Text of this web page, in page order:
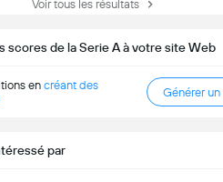
Voir tous les résultats
scores de la Serie A à votre site Web
en créant des
Générer un
par